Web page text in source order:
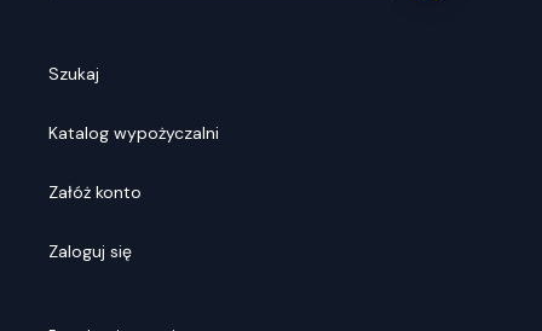
Szukaj
Katalog wypożyczalni
Załóż konto
Zaloguj się